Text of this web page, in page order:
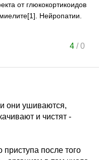
от глюкокортикоидов
Нейропатии.
4/0
они ушиваются,
и чистят -
приступа после того